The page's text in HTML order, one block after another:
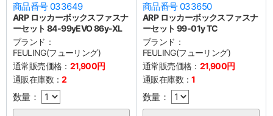
商品番号 033649
ARP ロッカーボックスファスナ
ーセット 84-99yEVO 86y-XL
ブランド：
FEULING(フューリング)
通常販売価格： 21,900円
通販在庫数：2
数量：
商品番号 033650
ARP ロッカーボックスファスナ
ーセット 99-01y TC
ブランド：
FEULING(フューリング)
通常販売価格： 21,900円
通販在庫数：1
数量：